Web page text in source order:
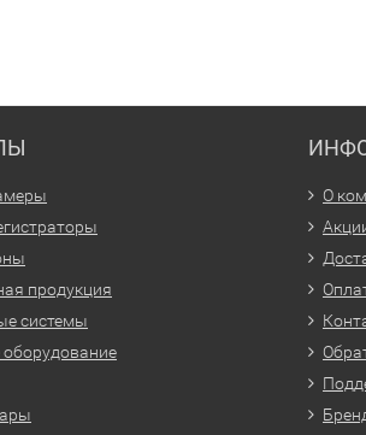
продукция
системы
оборудование
О